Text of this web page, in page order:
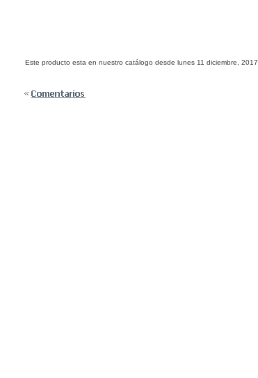
Este producto esta en nuestro catálogo desde lunes 11 diciembre, 2017.